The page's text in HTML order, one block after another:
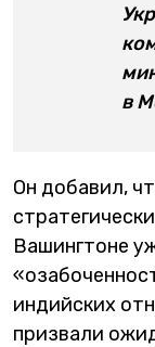
в
Он добавил,
Вашингтоне
индийских
призвали